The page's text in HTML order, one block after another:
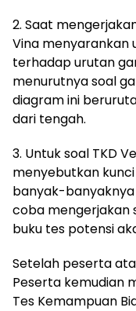
2. Saat
Vina menyarankan
terhadap urutan
menurutnya soal
diagram ini
dari tengah.
3. Untuk soal TKD
menyebutkan
banyak-
coba mengerjakan
buku tes potensi
Setelah peserta
Peserta kemudian
Tes Kemampuan